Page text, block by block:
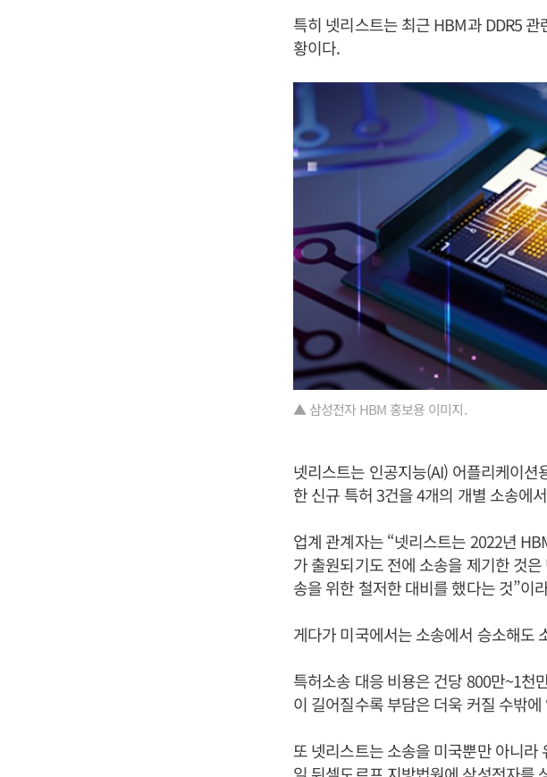
특히 넷리스트는 최근 HBM과 DDR5
황이다.
▲ 삼성전자 HBM 홍보용 이미지.
넷리스트는 인공지능(AI) 어플리케이
한 신규 특허 3건을 4개의 개별 소송에
업계 관계자는 “넷리스트는 2022년
가 출원되기도 전에 소송을 제기한 것
송을 위한 철저한 대비를 했다는 것”이
게다가 미국에서는 소송에서 승소해도
특허소송 대응 비용은 건당 800만~1천
이 길어질수록 부담은 더욱 커질 수밖에
또 넷리스트는 소송을 미국뿐만 아니